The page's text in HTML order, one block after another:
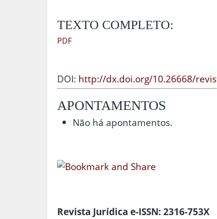
TEXTO COMPLETO:
PDF
DOI: http://dx.doi.org/10.26668/
APONTAMENTOS
Não há apontamentos.
Revista Jurídica e-ISSN: 2316-753X